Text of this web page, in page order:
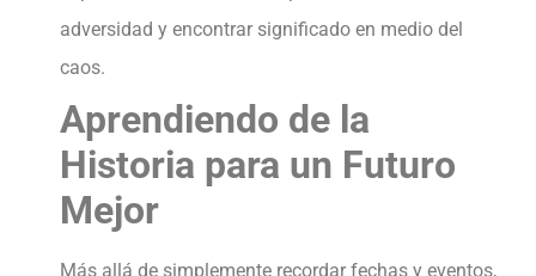
adversidad y encontrar significado en medio del
caos.
Aprendiendo de la
Historia para un Futuro
Mejor
Más allá de simplemente recordar fechas y eventos,